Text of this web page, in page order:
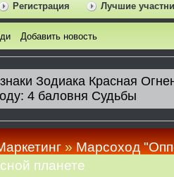
Регистрация Лучшие
Добавить новость
»Марсоход
планете